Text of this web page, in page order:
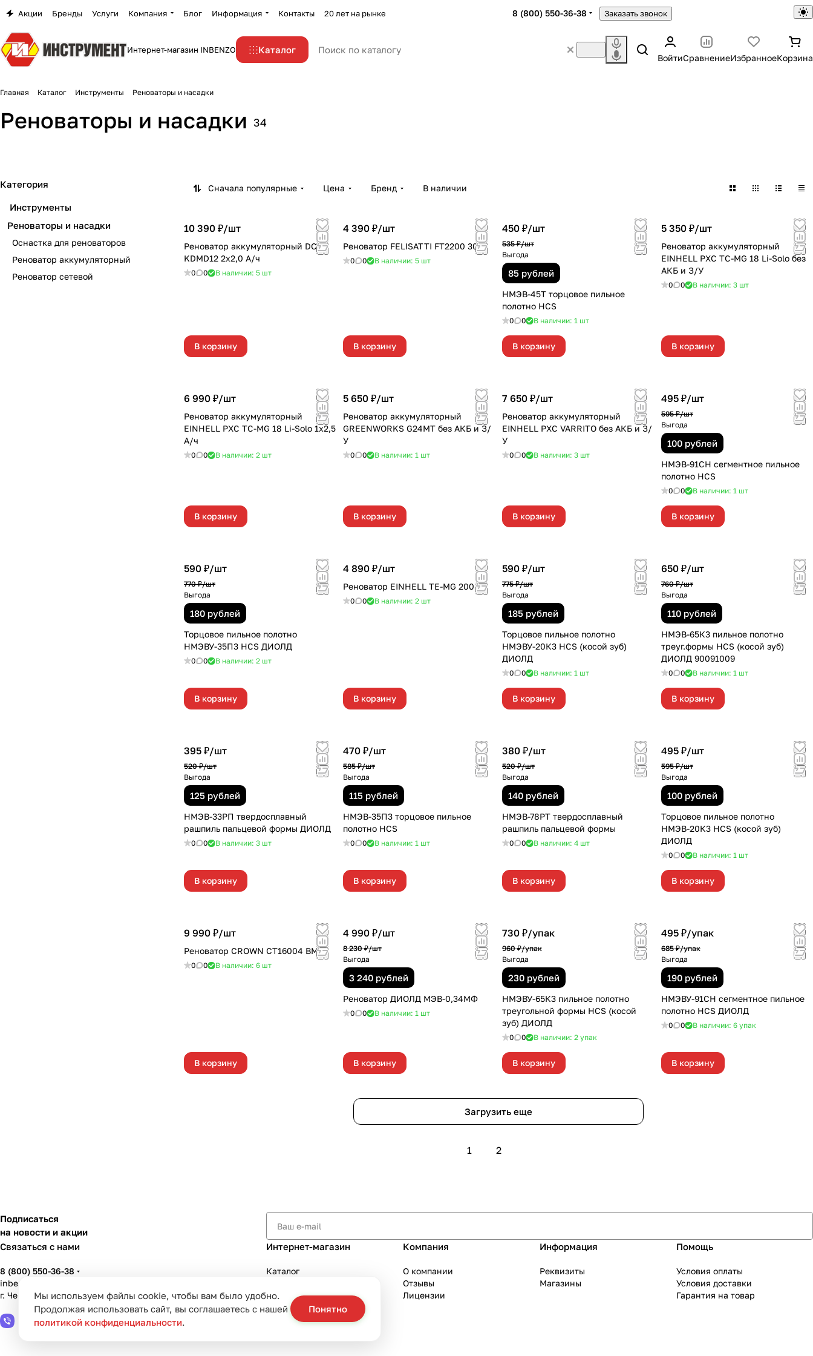
Мы используем файлы cookie, чтобы вам было удобно.
Продолжая использовать сайт, вы соглашаетесь с нашей
политикой конфиденциальности.
Понятно
Акции Бренды Услуги Компания Блог Информация Контакты 20 лет на рынке 8 (800) 550-36-38 Заказать звонок
Интернет-магазин INBENZO Каталог
ВойтиСравнениеИзбранноеКорзина
Главная Каталог Инструменты Реноваторы и насадки
Реноваторы и насадки 34
реноваторов
аккумуляторный
Сначала популярные Цена Бренд В наличии
10 390 ₽/шт
Реноватор аккумуляторный DCK
KDMD12 2х2,0 А/ч
0 0 В наличии: 5 шт
В корзину
4 390 ₽/шт
Реноватор FELISATTI FT2200 300
0 0 В наличии: 5 шт
В корзину
450 ₽/шт
535 ₽/шт
Выгода
85 рублей
НМЭВ-45Т торцовое пильное
полотно HCS
0 0 В наличии: 1 шт
В корзину
5 350 ₽/шт
Реноватор аккумуляторный
EINHELL PXC TC-MG 18 Li-Solo без
АКБ и З/У
0 0 В наличии: 3 шт
В корзину
6 990 ₽/шт
Реноватор аккумуляторный
EINHELL PXC TC-MG 18 Li-Solo 1х2,5
А/ч
0 0 В наличии: 2 шт
В корзину
5 650 ₽/шт
Реноватор аккумуляторный
GREENWORKS G24MT без АКБ и З/
У
0 0 В наличии: 1 шт
В корзину
7 650 ₽/шт
Реноватор аккумуляторный
EINHELL PXC VARRITO без АКБ и З/
У
0 0 В наличии: 3 шт
В корзину
495 ₽/шт
595 ₽/шт
Выгода
100 рублей
НМЭВ-91СН сегментное пильное
полотно HCS
0 0 В наличии: 1 шт
В корзину
590 ₽/шт
770 ₽/шт
Выгода
180 рублей
Торцовое пильное полотно
НМЭВУ-35П3 HCS ДИОЛД
0 0 В наличии: 2 шт
В корзину
4 890 ₽/шт
Реноватор EINHELL TE-MG 200 CE
0 0 В наличии: 2 шт
В корзину
590 ₽/шт
775 ₽/шт
Выгода
185 рублей
Торцовое пильное полотно
НМЭВУ-20К3 HCS (косой зуб)
ДИОЛД
0 0 В наличии: 1 шт
В корзину
650 ₽/шт
760 ₽/шт
Выгода
110 рублей
НМЭВ-65К3 пильное полотно
треуг.формы HCS (косой зуб)
ДИОЛД 90091009
0 0 В наличии: 1 шт
В корзину
395 ₽/шт
520 ₽/шт
Выгода
125 рублей
НМЭВ-33РП твердосплавный
рашпиль пальцевой формы ДИОЛД
0 0 В наличии: 3 шт
В корзину
470 ₽/шт
585 ₽/шт
Выгода
115 рублей
НМЭВ-35П3 торцовое пильное
полотно HCS
0 0 В наличии: 1 шт
В корзину
380 ₽/шт
520 ₽/шт
Выгода
140 рублей
НМЭВ-78РТ твердосплавный
рашпиль пальцевой формы
0 0 В наличии: 4 шт
В корзину
495 ₽/шт
595 ₽/шт
Выгода
100 рублей
Торцовое пильное полотно
НМЭВ-20К3 HCS (косой зуб)
ДИОЛД
0 0 В наличии: 1 шт
В корзину
9 990 ₽/шт
Реноватор CROWN СТ16004 ВМС
0 0 В наличии: 6 шт
В корзину
4 990 ₽/шт
8 230 ₽/шт
Выгода
3 240 рублей
Реноватор ДИОЛД МЭВ-0,34МФ
0 0 В наличии: 1 шт
В корзину
730 ₽/упак
960 ₽/упак
Выгода
230 рублей
НМЭВУ-65К3 пильное полотно
треугольной формы HCS (косой
зуб) ДИОЛД
0 0 В наличии: 2 упак
В корзину
495 ₽/упак
685 ₽/упак
Выгода
190 рублей
НМЭВУ-91СН сегментное пильное
полотно HCS ДИОЛД
0 0 В наличии: 6 упак
В корзину
Загрузить еще
1 2
Категория
Инструменты
Реноваторы и насадки
Оснастка для реноваторов
Реноватор аккумуляторный
Реноватор сетевой
Подписаться
на новости и акции
Связаться с нами
8 (800) 550-36-38
inbenzo35@list.ru
г. Череповец, ул. Вологодская, д. 50А
Интернет-магазин
Каталог
Бренды
Услуги
Компания
О компании
Отзывы
Лицензии
Информация
Реквизиты
Магазины
Помощь
Условия оплаты
Условия доставки
Гарантия на товар